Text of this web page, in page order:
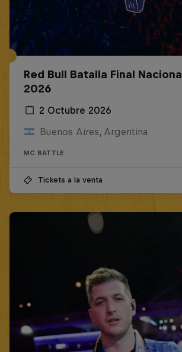
Red Bull Batalla Final
2026
2 Octubre 2026
Buenos Aires, Argentina
MC BATTLE
Tickets a la venta